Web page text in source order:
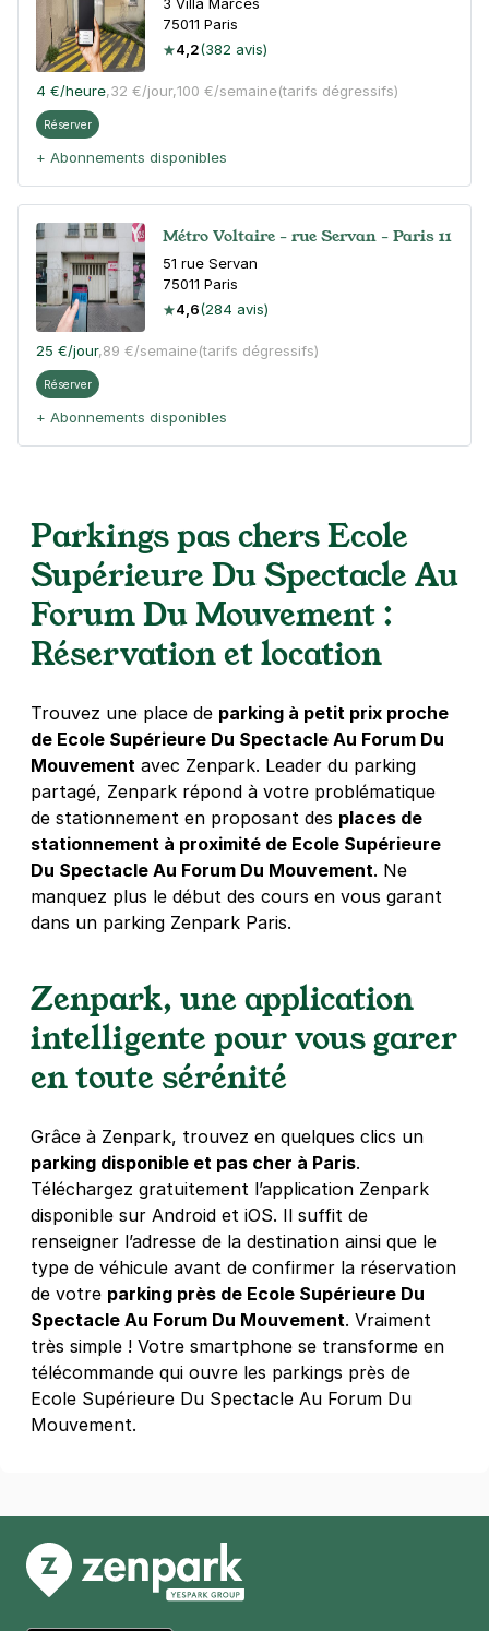
75011 Paris
4,2(382 avis)
4 €/heure,32 €/jour,100 €/semaine(tarifs dégressifs)
Réserver
+ Abonnements disponibles
Métro Voltaire - rue Servan - Paris 11
51 rue Servan
75011 Paris
4,6(284 avis)
25 €/jour,89 €/semaine(tarifs dégressifs)
Réserver
+ Abonnements disponibles
Parkings pas chers Ecole
Supérieure Du Spectacle Au
Forum Du Mouvement :
Réservation et location
Trouvez une place de parking à petit prix proche
de Ecole Supérieure Du Spectacle Au Forum Du
Mouvement avec Zenpark. Leader du parking
partagé, Zenpark répond à votre problématique
de stationnement en proposant des places de
stationnement à proximité de Ecole Supérieure
Du Spectacle Au Forum Du Mouvement. Ne
manquez plus le début des cours en vous garant
dans un parking Zenpark Paris.
Zenpark, une application
intelligente pour vous garer
en toute sérénité
Grâce à Zenpark, trouvez en quelques clics un
parking disponible et pas cher à Paris.
Téléchargez gratuitement l’application Zenpark
disponible sur Android et iOS. Il suffit de
renseigner l’adresse de la destination ainsi que le
type de véhicule avant de confirmer la réservation
de votre parking près de Ecole Supérieure Du
Spectacle Au Forum Du Mouvement. Vraiment
très simple ! Votre smartphone se transforme en
télécommande qui ouvre les parkings près de
Ecole Supérieure Du Spectacle Au Forum Du
Mouvement.